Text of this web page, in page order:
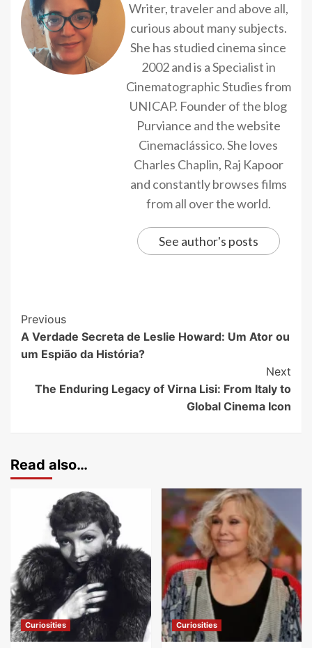
Writer, traveler and above all,
curious about many subjects.
She has studied cinema since
2002 and is a Specialist in
Cinematographic Studies from
UNICAP. Founder of the blog
Purviance and the website
Cinemaclássico. She loves
Charles Chaplin, Raj Kapoor
and constantly browses films
from all over the world.
See author's posts
Previous
A Verdade Secreta de Leslie Howard: Um Ator ou
um Espião da História?
Next
The Enduring Legacy of Virna Lisi: From Italy to
Global Cinema Icon
Read also…
Curiosities Curiosities